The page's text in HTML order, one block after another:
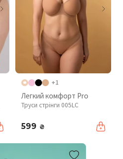
+1
Легкий комфорт Pro
Труси стрінги 005LC
599 ₴